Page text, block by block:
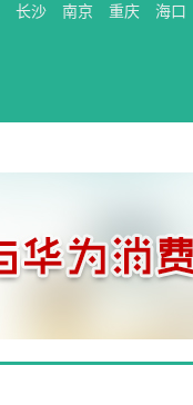
长沙 南京 重庆 海口